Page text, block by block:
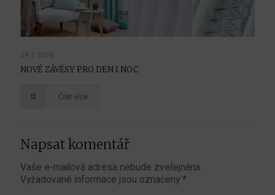
29.1.2026
NOVÉ ZÁVĚSY PRO DEN I NOC
Číst více
Napsat komentář
Vaše e-mailová adresa nebude zveřejněna.
Vyžadované informace jsou označeny *